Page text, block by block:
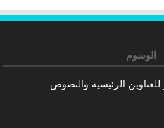
الوسوم
الرئيسية والنصوص